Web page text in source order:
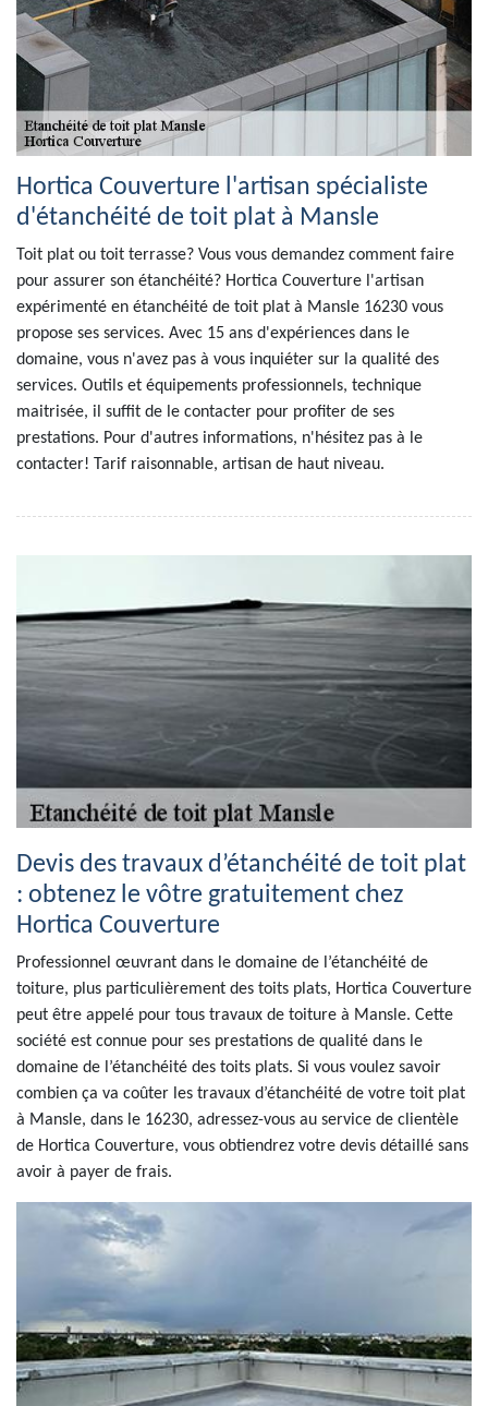
Hortica Couverture l'artisan spécialiste
d'étanchéité de toit plat à Mansle
Toit plat ou toit terrasse? Vous vous demandez comment faire
pour assurer son étanchéité? Hortica Couverture l'artisan
expérimenté en étanchéité de toit plat à Mansle 16230 vous
propose ses services. Avec 15 ans d'expériences dans le
domaine, vous n'avez pas à vous inquiéter sur la qualité des
services. Outils et équipements professionnels, technique
maitrisée, il suffit de le contacter pour profiter de ses
prestations. Pour d'autres informations, n'hésitez pas à le
contacter! Tarif raisonnable, artisan de haut niveau.
Devis des travaux d’étanchéité de toit plat
: obtenez le vôtre gratuitement chez
Hortica Couverture
Professionnel œuvrant dans le domaine de l’étanchéité de
toiture, plus particulièrement des toits plats, Hortica Couverture
peut être appelé pour tous travaux de toiture à Mansle. Cette
société est connue pour ses prestations de qualité dans le
domaine de l’étanchéité des toits plats. Si vous voulez savoir
combien ça va coûter les travaux d’étanchéité de votre toit plat
à Mansle, dans le 16230, adressez-vous au service de clientèle
de Hortica Couverture, vous obtiendrez votre devis détaillé sans
avoir à payer de frais.